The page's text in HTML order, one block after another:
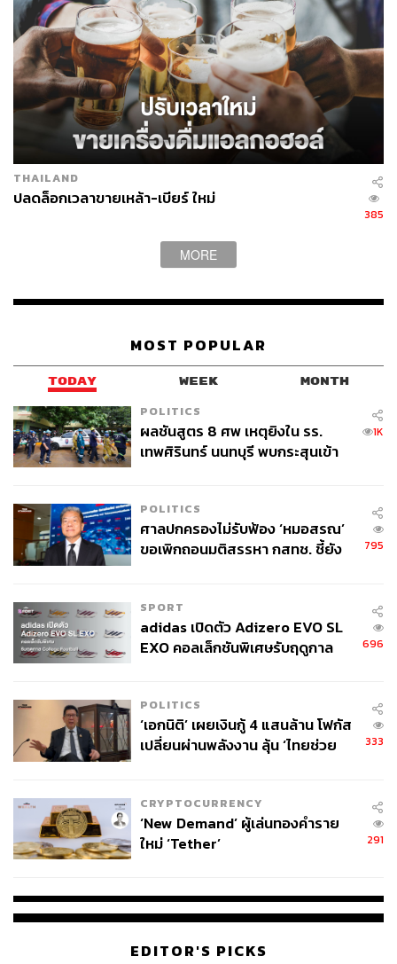
จากบ้านรับรองแขกของกษัตริย์ สู่โรงแรมสุดหรูในเสียมเรียบ
อย่าง Amansara ที่ยังคงรักษาสถาปัตยกรรมแบบ New
Khmer Architecture ความสวย โก้ คลาสสิก มีไอเท็มที่สา
ยอินสตาแกรมชอบมากคือบริการรถรับ-ส่งสนามบินด้วย
Mercedes-Benz รุ่นวินเทจ ที่เป็นรถใช้งานจริงของเจ้า
ยิ่งขึ้น แต่ยังคงกลิ่นอายของบ้านตากอากาศไว้เช่นเคย
อ่านเพิ่มเติมได้ที่https://thestandard.co/life/amansara-siem-
Amanpuri, Phuket, Thailand
กลับมาเปิด Amanpuri อีกครั้ง หลังปิดปรับปรุงไปร่วม 3 เดือน
ครั้งนี้มาพร้อมสิ่งใหม่มากมาย เช่น ปรับโฉม Nama ห้อง
อาหารญี่ปุ่น โดยสถาปนิกชื่อดังระดับโลกอย่าง Kengo
และ Spa House ที่ตั้งใจให้เป็น Holistic Wellness Centre นำ
เสนอทรีตเมนต์เพื่อผ่อนคลายร่างกายและจิตใจ
ดูรายละเอียดเพิ่มเติมได้ที่
ภาพ: Aman
TAGS: โรงแรม Aman Nai Lert Bangkok
AMANTAKA
THAILAND
ปลดล็อกเวลาขายเหล้า-เบียร์ ใหม่
385
MORE
MOST POPULAR
TODAY WEEK MONTH
POLITICS
ผลชันสูตร 8 ศพ เหตุยิงใน รร.
เทพศิรินทร์ นนทบุรี พบกระสุนเข้า
1K
POLITICS
ศาลปกครองไม่รับฟ้อง ‘หมอสรณ’
ขอเพิกถอนมติสรรหา กสทช. ชี้ยัง
795
SPORT
adidas เปิดตัว Adizero EVO SL
EXO คอลเล็กชันพิเศษรับฤดูกาล
696
POLITICS
‘เอกนิติ’ เผยเงินกู้ 4 แสนล้าน โฟกัส
เปลี่ยนผ่านพลังงาน ลุ้น ‘ไทยช่วย
333
CRYPTOCURRENCY
‘New Demand’ ผู้เล่นทองคำราย
ใหม่ ‘Tether’
291
EDITOR'S PICKS